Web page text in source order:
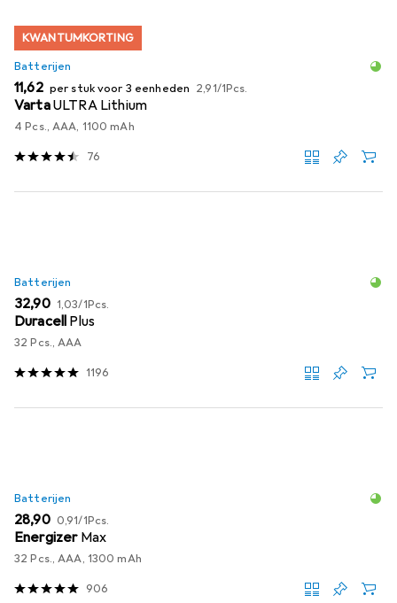
KWANTUMKORTING
Batterijen
EUR
11,62 per stuk voor 3 eenheden EUR
2,91/1Pcs.
VartaULTRA Lithium
4 Pcs., AAA, 1100 mAh
76
Batterijen
EUR
32,90 EUR
1,03/1Pcs.
Duracell Plus
32 Pcs., AAA
1196
Batterijen
EUR
28,90 EUR
0,91/1Pcs.
Energizer Max
32 Pcs., AAA, 1300 mAh
906